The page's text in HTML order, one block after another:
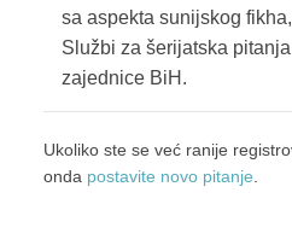
sa aspekta sunijskog
Službi za šerijatska
zajednice BiH.
Ukoliko ste se već ranije
onda postavite novo pitanje.